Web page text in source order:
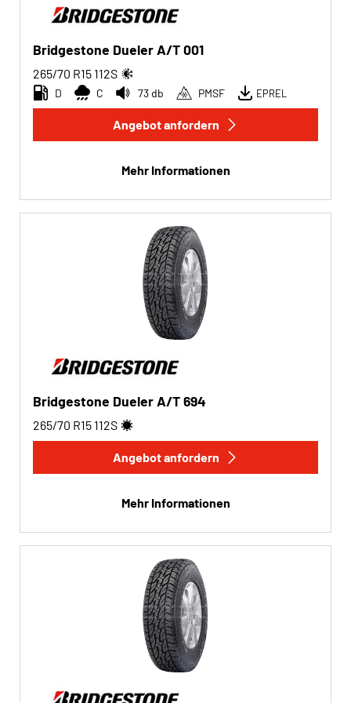
Bridgestone Dueler A/T 001
265/70 R15 112S
D C 73 db PMSF EPREL
Angebot anfordern
Mehr Informationen
Bridgestone Dueler A/T 694
265/70 R15 112S
Angebot anfordern
Mehr Informationen